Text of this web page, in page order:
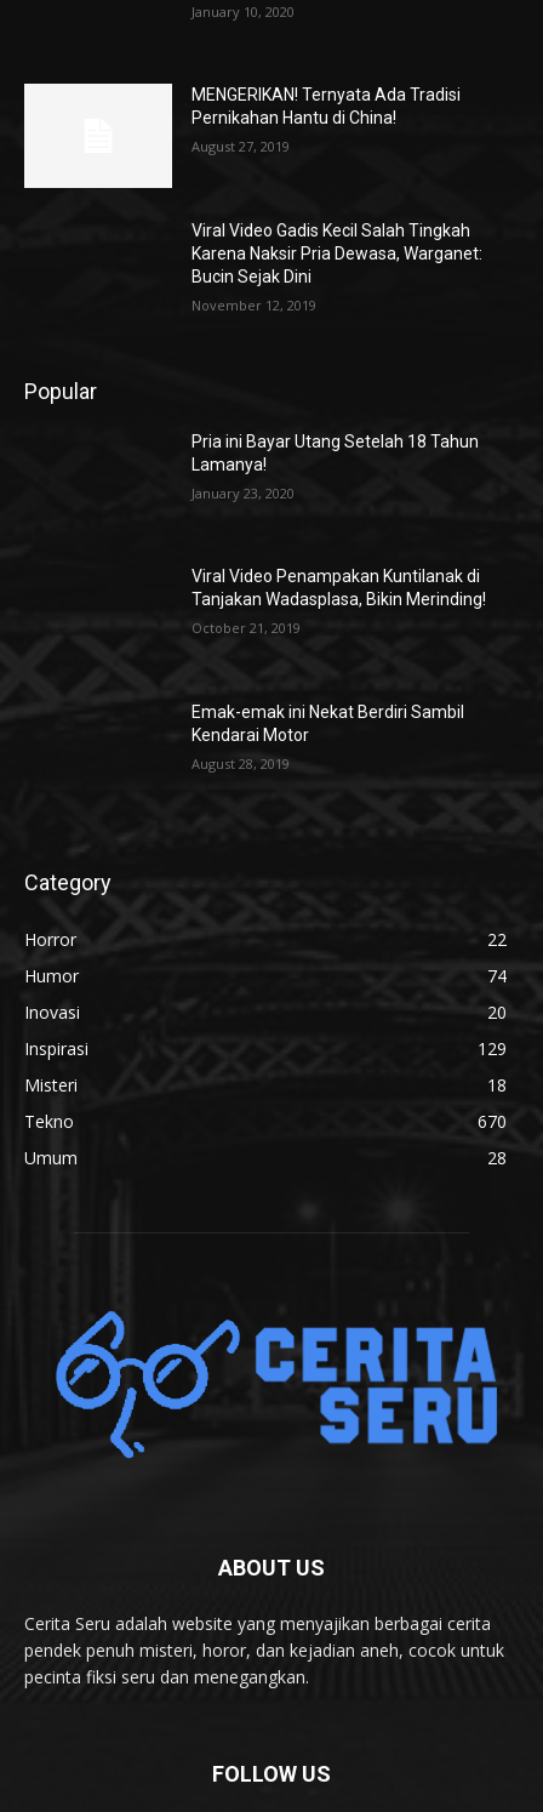
January 10, 2020
MENGERIKAN! Ternyata Ada Tradisi
Pernikahan Hantu di China!
August 27, 2019
Viral Video Gadis Kecil Salah Tingkah
Karena Naksir Pria Dewasa, Warganet:
Bucin Sejak Dini
November 12, 2019
Popular
Pria ini Bayar Utang Setelah 18 Tahun
Lamanya!
January 23, 2020
Viral Video Penampakan Kuntilanak di
Tanjakan Wadasplasa, Bikin Merinding!
October 21, 2019
Emak-emak ini Nekat Berdiri Sambil
Kendarai Motor
August 28, 2019
Category
Horror
22
Humor
74
Inovasi
20
Inspirasi
129
Misteri
18
Tekno
670
Umum
28
ABOUT US
Cerita Seru adalah website yang menyajikan berbagai cerita
pendek penuh misteri, horor, dan kejadian aneh, cocok untuk
pecinta fiksi seru dan menegangkan.
FOLLOW US